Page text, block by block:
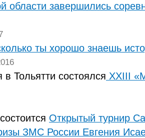
области завершились
ты хорошо знаешь
в Тольятти состоялся XXIII
Открытый турнир
ЗМС России Евгения